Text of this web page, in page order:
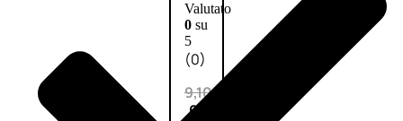
Valutato
0su
5
(0)
9,10€
6,83